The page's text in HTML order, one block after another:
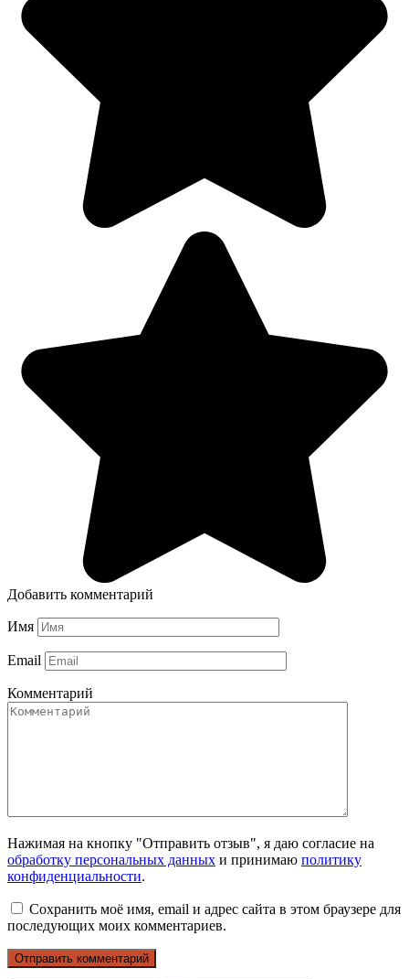
Добавить комментарий
Имя
Email
Комментарий
Нажимая на кнопку "Отправить отзыв", я даю согласие на
обработку персональных данных и принимаю политику
конфиденциальности.
Сохранить моё имя, email и адрес сайта в этом браузере для
последующих моих комментариев.